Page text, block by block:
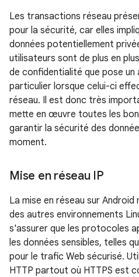
Les transactions réseau
pour la sécurité, car elles
données potentiellement
utilisateurs sont de plus en
de confidentialité que pose un
particulier lorsque celui-ci
réseau. Il est donc très
mette en œuvre toutes les
garantir la sécurité des
moment.
Mise en réseau IP
La mise en réseau sur
des autres environnements
s'assurer que les protocoles
les données sensibles, telles
pour le trafic Web sécurisé.
HTTP partout où HTTPS est